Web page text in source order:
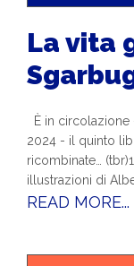
La vita
È in circolazione
2024 - il quinto
ricombinate…
illustrazioni di
READ MORE...